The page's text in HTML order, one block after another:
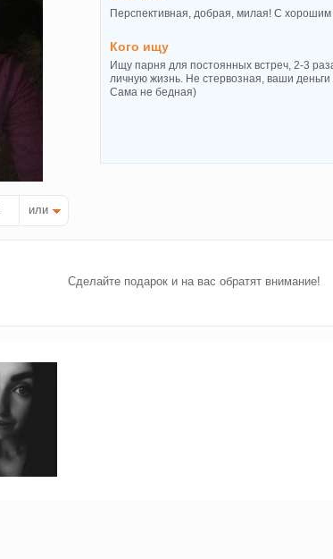
или
Перспективная, добрая, милая! С
Кого ищу
Ищу парня для постоянных встреч, 2-3
личную жизнь. Не стервозная, ваши
Сама не бедная)
Сделайте подарок и на вас обратят внимание!